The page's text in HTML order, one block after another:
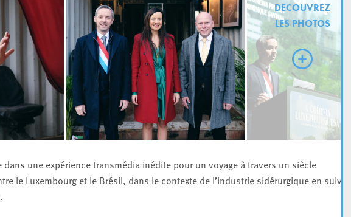
DECOUVREZ
LES PHOTOS
dans une expérience transmédia inédite pour un voyage à travers un siècle
le Luxembourg et le Brésil, dans le contexte de l’industrie sidérurgique en suivant